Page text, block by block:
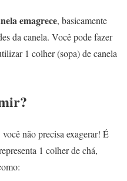
emagrece, basicamente
da canela. Você pode fazer
1 colher (sopa) de canela
não precisa exagerar! É
1 colher de chá,